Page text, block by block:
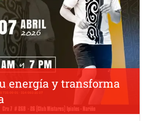
energía y transforma